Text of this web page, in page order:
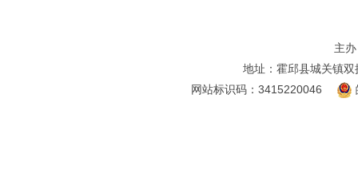
主
地址：霍邱县城关镇双
网站标识码：3415220046